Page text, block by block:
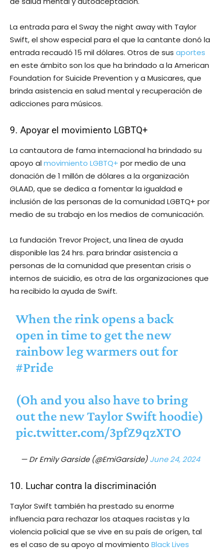
La entrada para el Sway the night away with Taylor
Swift, el show especial para el que la cantante donó la
entrada recaudó 15 mil dólares. Otros de sus aportes
en este ámbito son los que ha brindado a la American
Foundation for Suicide Prevention y a Musicares, que
brinda asistencia en salud mental y recuperación de
adicciones para músicos.
9. Apoyar el movimiento LGBTQ+
La cantautora de fama internacional ha brindado su
apoyo almovimiento LGBTQ+ por medio de una
donación de 1 millón de dólares a la organización
GLAAD, que se dedica a fomentar la igualdad e
inclusión de las personas de la comunidad LGBTQ+ por
medio de su trabajo en los medios de comunicación.
La fundación Trevor Project, una línea de ayuda
disponible las 24 hrs. para brindar asistencia a
personas de la comunidad que presentan crisis o
internos de suicidio, es otra de las organizaciones que
ha recibido la ayuda de Swift.
When the rink opens a back
open in time to get the new
rainbow leg warmers out for
#Pride
(Oh and you also have to bring
out the new Taylor Swift hoodie)
pic.twitter.com/3pfZ9qzXTO
— Dr Emily Garside (@EmiGarside) June 24, 2024
10. Luchar contra la discriminación
Taylor Swift también ha prestado su enorme
influencia para rechazar los ataques racistas y la
violencia policial que se vive en su país de orígen, tal
es el caso de su apoyo al movimiento Black Lives